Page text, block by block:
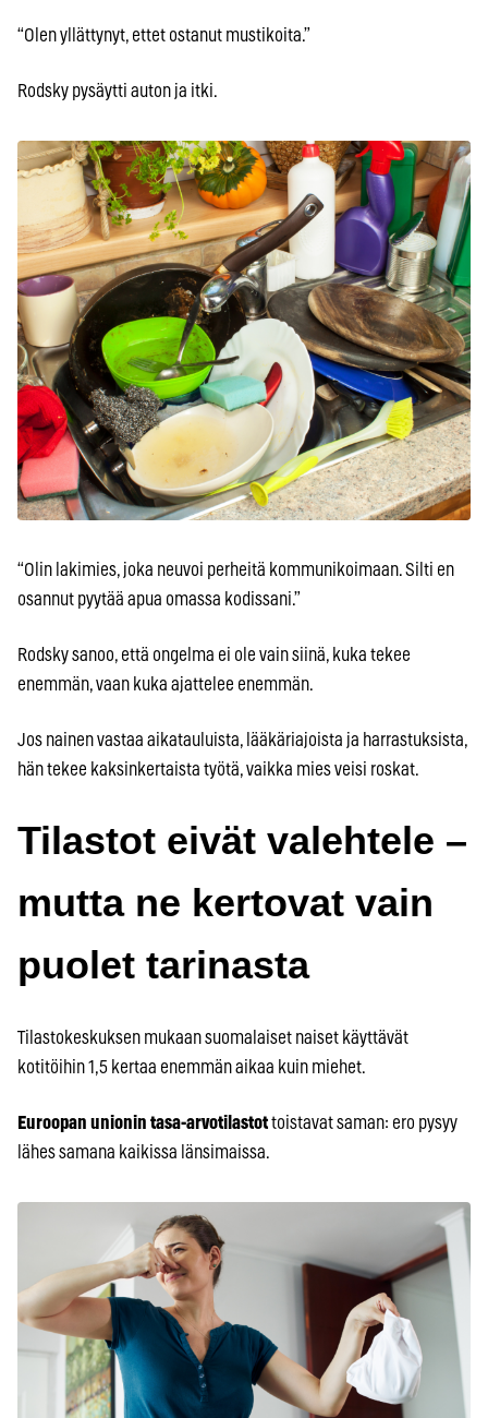
“Olen yllättynyt, ettet ostanut mustikoita.”
Rodsky pysäytti auton ja itki.
“Olin lakimies, joka neuvoi perheitä kommunikoimaan. Silti en
osannut pyytää apua omassa kodissani.”
Rodsky sanoo, että ongelma ei ole vain siinä, kuka tekee
enemmän, vaan kuka ajattelee enemmän.
Jos nainen vastaa aikatauluista, lääkäriajoista ja harrastuksista,
hän tekee kaksinkertaista työtä, vaikka mies veisi roskat.
Tilastot eivät valehtele –
mutta ne kertovat vain
puolet tarinasta
Tilastokeskuksen mukaan suomalaiset naiset käyttävät
kotitöihin 1,5 kertaa enemmän aikaa kuin miehet.
Euroopan unionin tasa-arvotilastottoistavat saman: ero pysyy
lähes samana kaikissa länsimaissa.